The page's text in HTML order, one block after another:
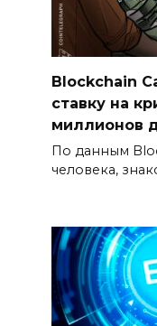
Blockchain
ставку на
миллионов
По данным
человека,